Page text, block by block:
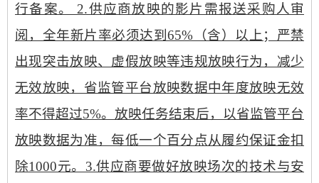
行备案。 2.供应商放映的影片需报送采购人审
阅，全年新片率必须达到65%（含）以上；严禁
出现突击放映、虚假放映等违规放映行为，减少
无效放映，省监管平台放映数据中年度放映无效
率不得超过5%。放映任务结束后，以省监管平台
放映数据为准，每低一个百分点从履约保证金扣
除1000元。3.供应商要做好放映场次的技术与安